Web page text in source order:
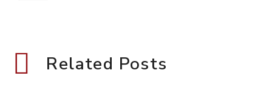
Related Posts